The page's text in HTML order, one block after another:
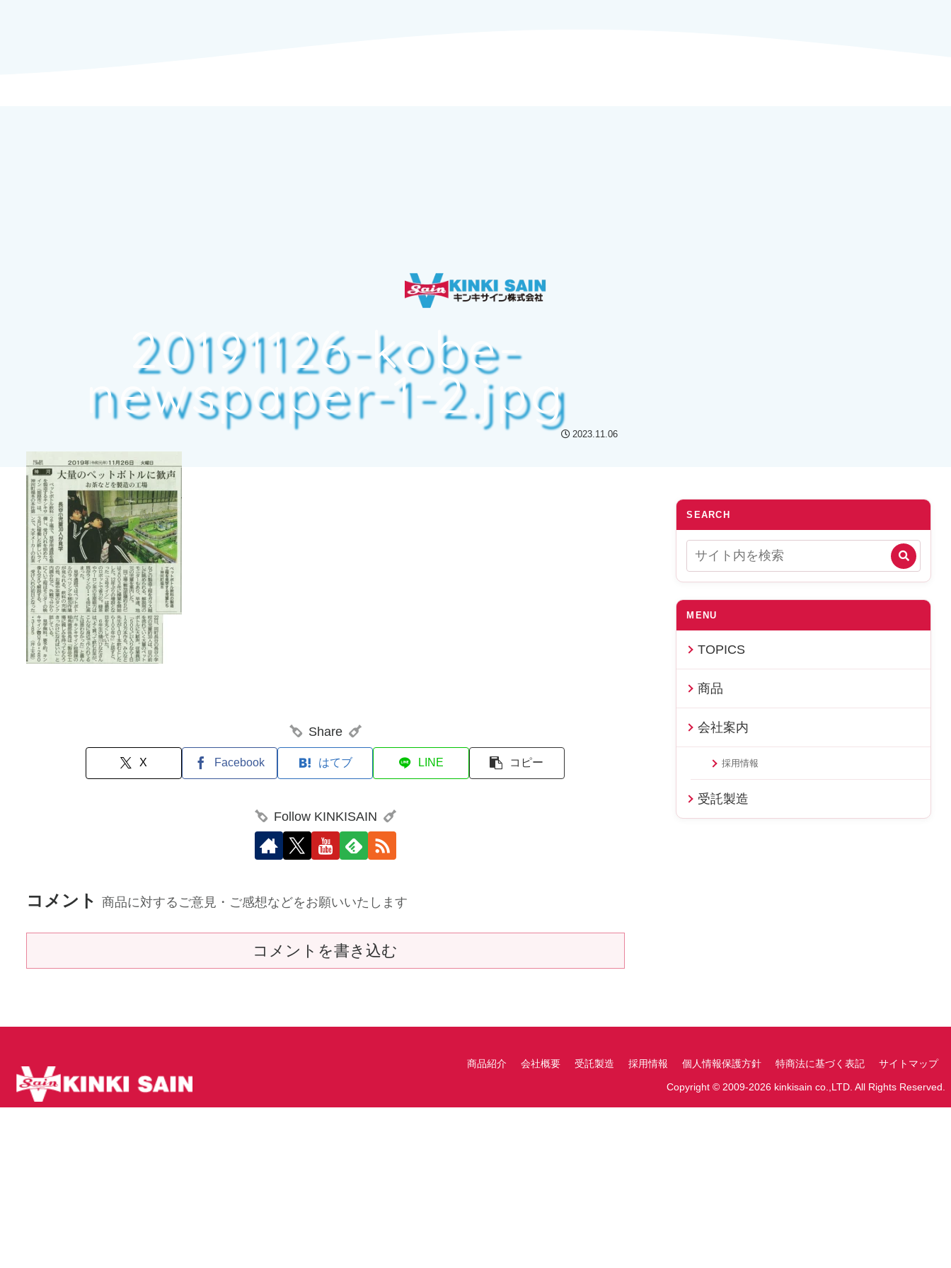
20191126-kobe-
newspaper-1-2.jpg
2023.11.06
Share
X Facebook はてブ LINE コピー
Follow KINKISAIN
コメント 商品に対するご意見・ご感想などをお願いいたします
コメントを書き込む
TOPICS
商品
会社案内
採用情報
受託製造
商品紹介 会社概要 受託製造 採用情報 個人情報保護方針 特商法に基づく表記 サイトマップ
Copyright © 2009-2026 kinkisain co.,LTD. All Rights Reserved.